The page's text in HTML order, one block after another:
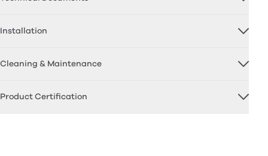
Installation
Cleaning & Maintenance
Product Certification